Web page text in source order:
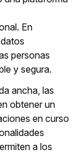
En
personas
y segura.
ancha, las
obtener un
en curso
a los